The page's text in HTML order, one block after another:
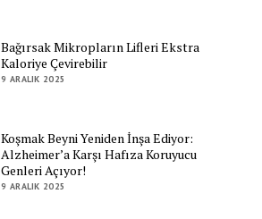
Bağırsak Mikropların Lifleri Ekstra
Kaloriye Çevirebilir
9 ARALIK 2025
Koşmak Beyni Yeniden İnşa Ediyor:
Alzheimer’a Karşı Hafıza Koruyucu
Genleri Açıyor!
9 ARALIK 2025